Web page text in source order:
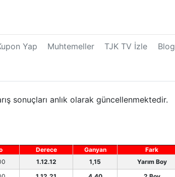
Yap Muhtemeller TJK TV İzle Blog
sonuçları anlık olarak güncellenmektedir.
Derece Ganyan Fark
1.12.12 1,15 Yarım Boy